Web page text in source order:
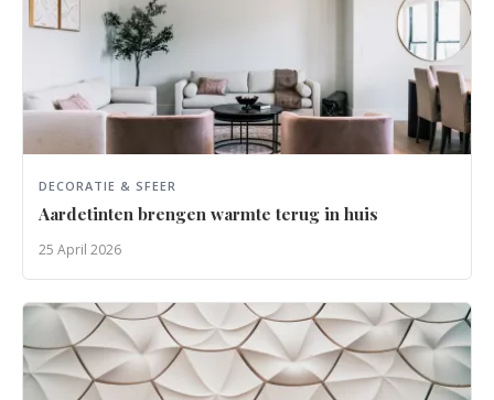
DECORATIE & SFEER
Aardetinten brengen warmte terug in huis
25 April 2026